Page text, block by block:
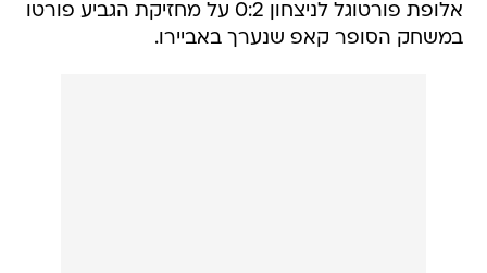
אלופת פורטוגל לניצחון 0:2 על מחזיקת הגביע פורטו
במשחק הסופר קאפ שנערך באביירו.